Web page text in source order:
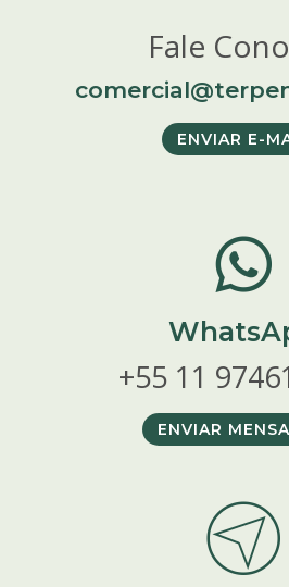
Fale
ENVIAR E-
+55 11
ENVIAR